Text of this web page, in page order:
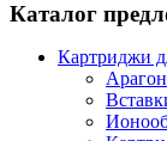
Каталог
Картриджи
Арагон